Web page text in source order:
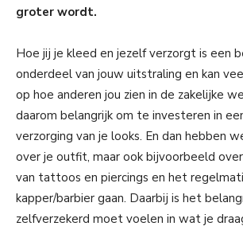
groter wordt.
Hoe jij je kleed en jezelf verzorgt is een
onderdeel van jouw uitstraling en kan
op hoe anderen jou zien in de zakelijke
daarom belangrijk om te investeren in
verzorging van je looks. En dan hebben
over je outfit, maar ook bijvoorbeeld
van tattoos en piercings en het
kapper/barbier gaan. Daarbij is het
zelfverzekerd moet voelen in wat je